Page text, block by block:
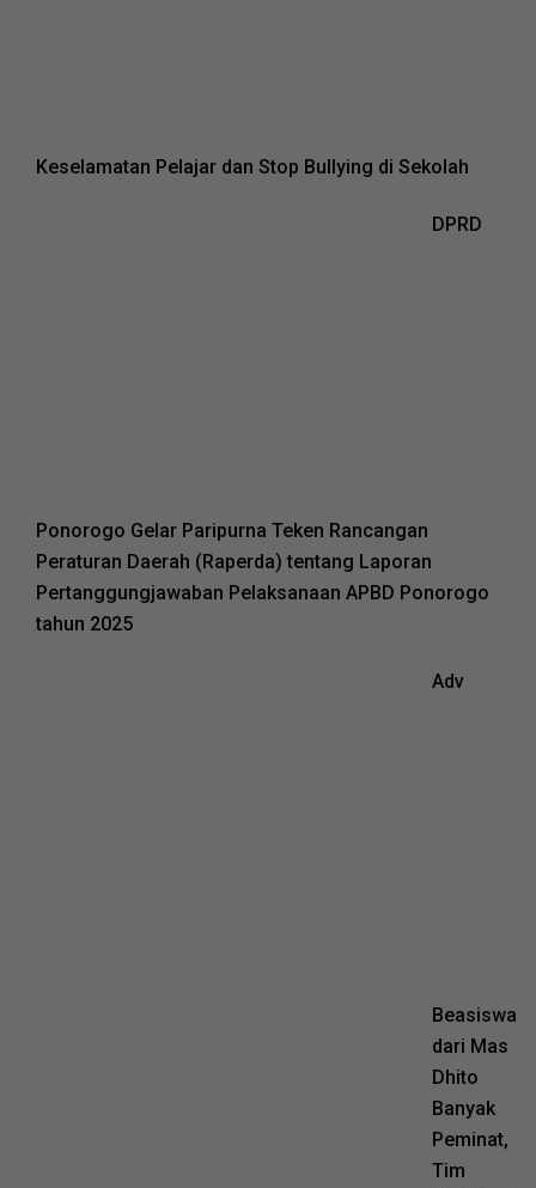
Keselamatan Pelajar dan Stop Bullying di Sekolah
DPRD
Ponorogo Gelar Paripurna Teken Rancangan
Peraturan Daerah (Raperda) tentang Laporan
Pertanggungjawaban Pelaksanaan APBD Ponorogo
tahun 2025
Adv
Beasiswa
dari Mas
Dhito
Banyak
Peminat,
Tim